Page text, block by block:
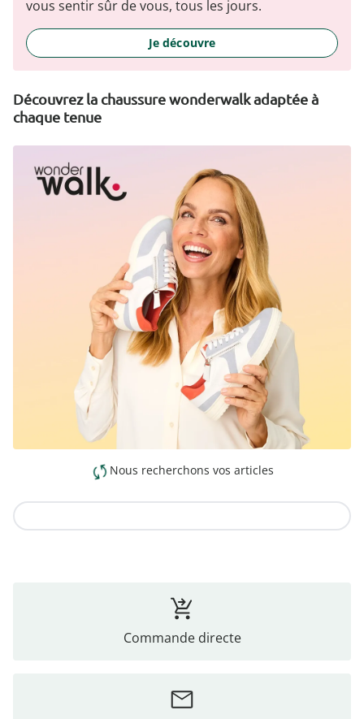
vous sentir sûr de vous, tous les jours.
Je découvre
Découvrez la chaussure wonderwalk adaptée à
chaque tenue
Nous recherchons vos articles
Commande directe